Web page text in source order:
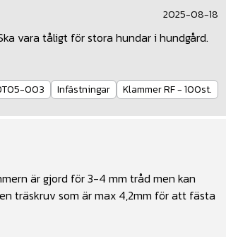
2025-08-18
vara tåligt för stora hundar i hundgård.
003 Infästningar Klammer RF - 100st.
är gjord för 3-4 mm tråd men kan
träskruv som är max 4,2mm för att fästa